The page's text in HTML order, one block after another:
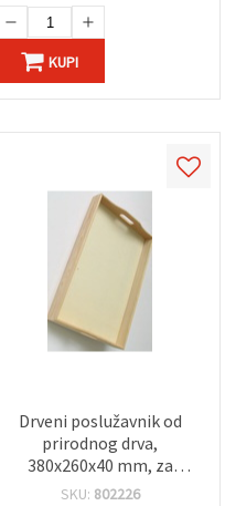
KUPI
Drveni poslužavnik od
prirodnog drva,
380x260x40 mm, za
dekupaž i DIY
SKU: 802226